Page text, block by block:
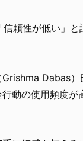
頼性が低い」と
Dabas
動の使用頻度が